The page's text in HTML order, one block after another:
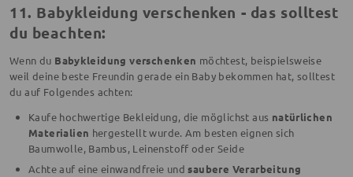
11. Babykleidung verschenken - das solltest
du beachten:
Wenn du Babykleidung verschenken möchtest, beispielsweise
weil deine beste Freundin gerade ein Baby bekommen hat, solltest
du auf Folgendes achten:
Kaufe hochwertige Bekleidung, die möglichst aus natürlichen
Materialien hergestellt wurde. Am besten eignen sich
Baumwolle, Bambus, Leinenstoff oder Seide
Achte auf eine einwandfreie undsaubere Verarbeitung